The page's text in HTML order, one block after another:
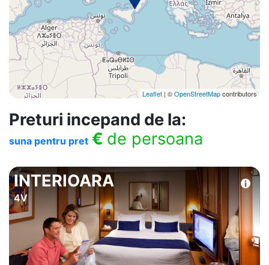
Leaflet | ©OpenStreetMapcontributors
Preturi incepand de la:
suna pentru pret € de persoana
INTERIOARA
4V